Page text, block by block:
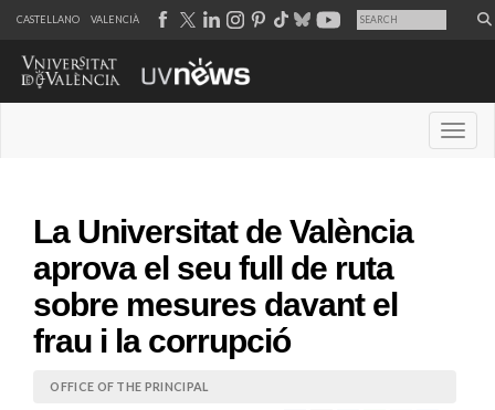
CASTELLANO VALENCIÀ
La Universitat de València
aprova el seu full de ruta
sobre mesures davant el
frau i la corrupció
OFFICE OF THE PRINCIPAL